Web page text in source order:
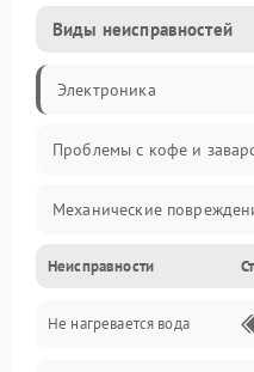
Виды неисправностей
Электроника
Проблемы с кофе и
Механические
Прочие неисправности
Включение и работа
Неисправности
Не нагревается вода